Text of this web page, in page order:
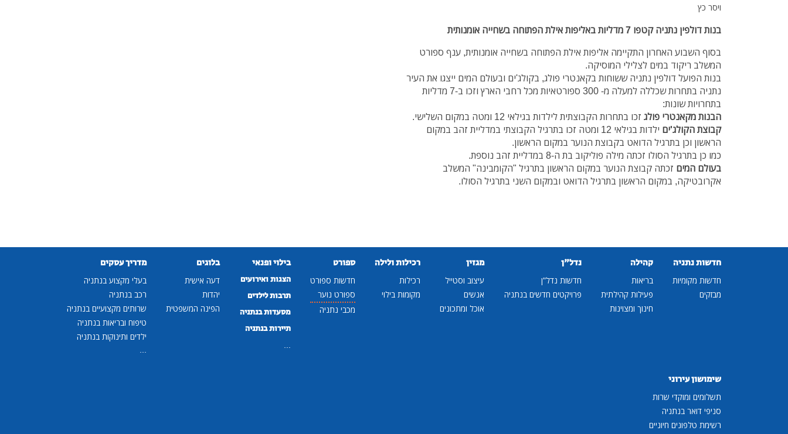
ויסר כץ
בנות דולפין נתניה קטפו 7 מדליות באליפות אילת הפתוחה בשחייה אומנותית
בסוף השבוע האחרון התקיימה אליפות אילת הפתוחה בשחייה אומנותית, ענף ספורט
המשלב ריקוד במים לצלילי המוסיקה.
בנות הפועל דולפין נתניה ששוחות בקאנטרי פולג, בקולג'ים ובעולם המים ייצגו את העיר
נתניה בתחרות שכללה למעלה מ- 300 ספורטאיות מכל רחבי הארץ וזכו ב-7 מדליות
בתחרויות שונות:
הבנות מקאנטרי פולג זכו בתחרות הקבוצתית לילדות בגילאי 12 ומטה במקום השלישי.
קבוצת הקולג'ים
ילדות בגילאי 12 ומטה זכו בתרגיל הקבוצתי במדליית זהב במקום
הראשון וכן בתרגיל הדואט בקבוצת הנוער במקום הראשון.
כמו כן בתרגיל הסולו זכתה מילה פוליקוב בת ה-8 במדליית זהב נוספת.
בעולם המים זכתה קבוצת הנוער במקום הראשון בתרגיל "הקומבינה" המשלב
אקרובטיקה, במקום הראשון בתרגיל הדואט ובמקום השני בתרגיל הסולו.
חדשות נתניה
חדשות מקומיות
מבזקים
קהילה
בריאות
פעילות קהילתית
חינוך ומצוינות
נדל"ן
חדשות נדל"ן
פרויקטים חדשים בנתניה
מגזין
עיצוב וסטייל
אנשים
אוכל ומתכונים
רכילות ולילה
רכילות
מקומות בילוי
ספורט
חדשות ספורט
ספורט נוער
מכבי נתניה
בילוי ופנאי
הצגות ואירועים
תרבות לילדים
מסעדות בנתניה
תיירות בנתניה
...
בלוגים
דעה אישית
יהדות
הפינה המשפטית
מדריך עסקים
בעלי מקצוע בנתניה
רכב בנתניה
שרותים מקצועיים בנתניה
טיפוח ובריאות בנתניה
ילדים ותינוקות בנתניה
...
שימושון עירוני
תשלומים ומוקדי שרות
סניפי דואר בנתניה
רשימת טלפונים חיוניים